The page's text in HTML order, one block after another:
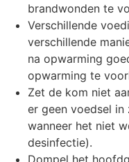
brandwonden te
Verschillende
verschillende
na opwarming
opwarming te
Zet de kom niet
er geen voedsel
wanneer het niet
desinfectie).
Dompel het